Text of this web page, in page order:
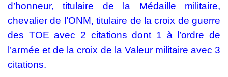
d’honneur, titulaire de la Médaille militaire,
chevalier de l’ONM, titulaire de la croix de guerre
des TOE avec 2 citations dont 1 à l’ordre de
l’armée et de la croix de la Valeur militaire avec 3
citations.